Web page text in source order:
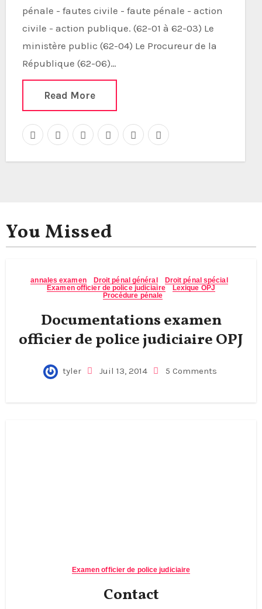
pénale - fautes civile - faute pénale - action
civile - action publique. (62-01 à 62-03) Le
ministère public (62-04) Le Procureur de la
République (62-06)…
Read More
You Missed
annales examen Droit pénal général
Droit pénal spécial
Examen officier de police judiciaire
Lexique OPJ
Procédure pénale
Documentations examen
officier de police judiciaire OPJ
tyler Juil 13, 2014 5 Comments
Examen officier de police judiciaire
Contact